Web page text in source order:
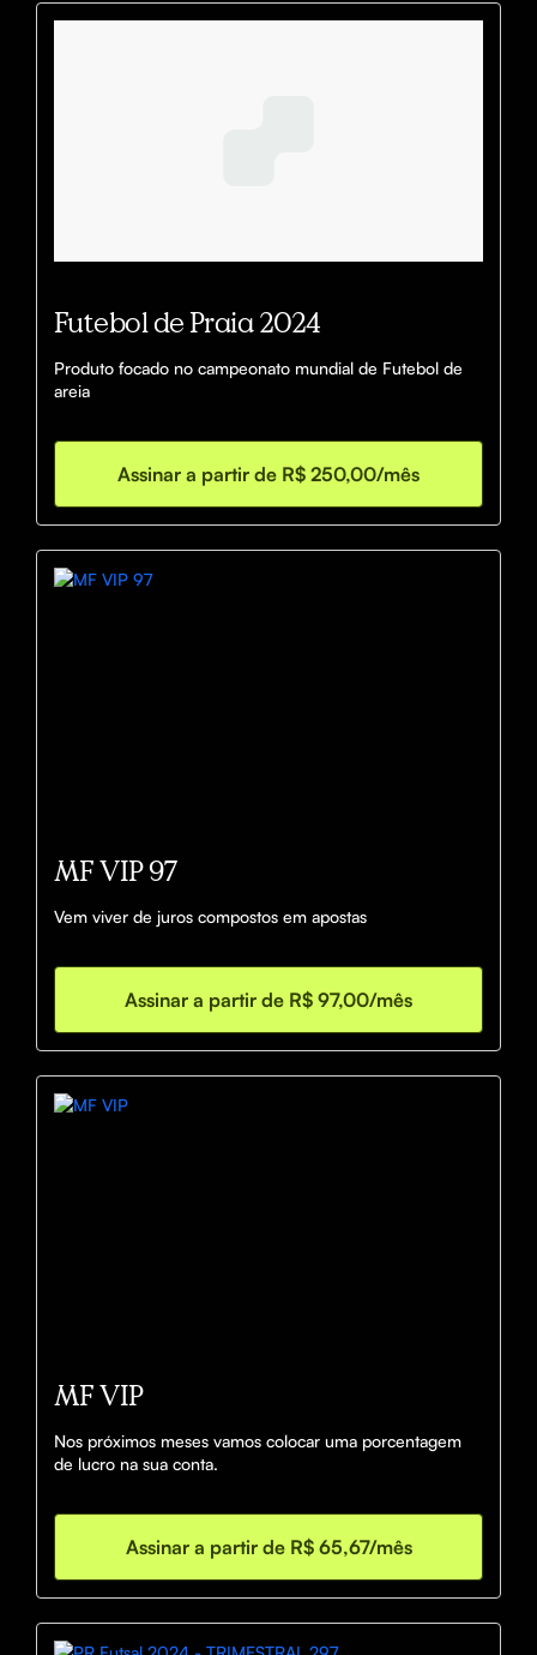
Futebol de Praia 2024
Produto focado no campeonato mundial de Futebol de
areia
Assinar a partir de R$ 250,00/mês
MF VIP 97
Vem viver de juros compostos em apostas
Assinar a partir de R$ 97,00/mês
MF VIP
Nos próximos meses vamos colocar uma porcentagem
de lucro na sua conta.
Assinar a partir de R$ 65,67/mês